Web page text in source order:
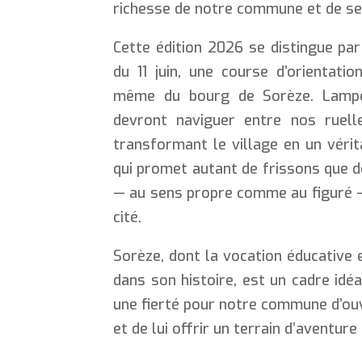
richesse de notre commune et de
Cette édition 2026 se distingue
du 11 juin, une course
même du bourg de Sorèze.
devront naviguer entre nos
transformant le village en un
qui promet autant de frissons que
— au sens propre comme au figuré
cité.
Sorèze, dont la vocation
dans son histoire, est un cadre
une fierté pour notre commune
et de lui offrir un terrain